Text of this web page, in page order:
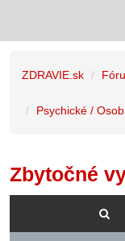
ZDRAVIE.sk
Psychické /
Zbytočné